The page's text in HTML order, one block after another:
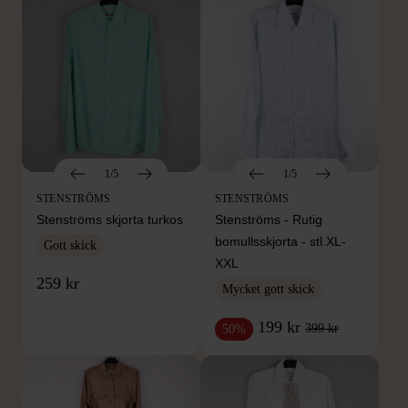
1/5
STENSTRÖMS
Stenströms skjorta turkos
Gott skick
259 kr
1/5
STENSTRÖMS
Stenströms - Rutig
bomullsskjorta - stl.XL-
XXL
Mycket gott skick
50% 199 kr 399 kr